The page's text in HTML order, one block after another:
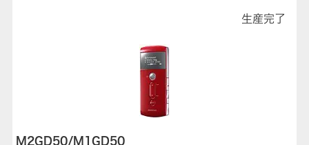
生産完了
M2GD50/M1GD50